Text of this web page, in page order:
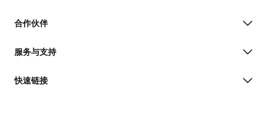
合作伙伴
服务与支持
快速链接